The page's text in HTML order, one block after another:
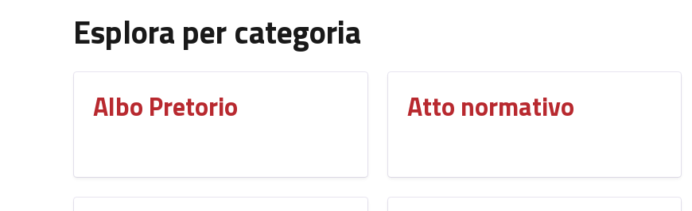
Esplora per categoria
Albo Pretorio Atto normativo